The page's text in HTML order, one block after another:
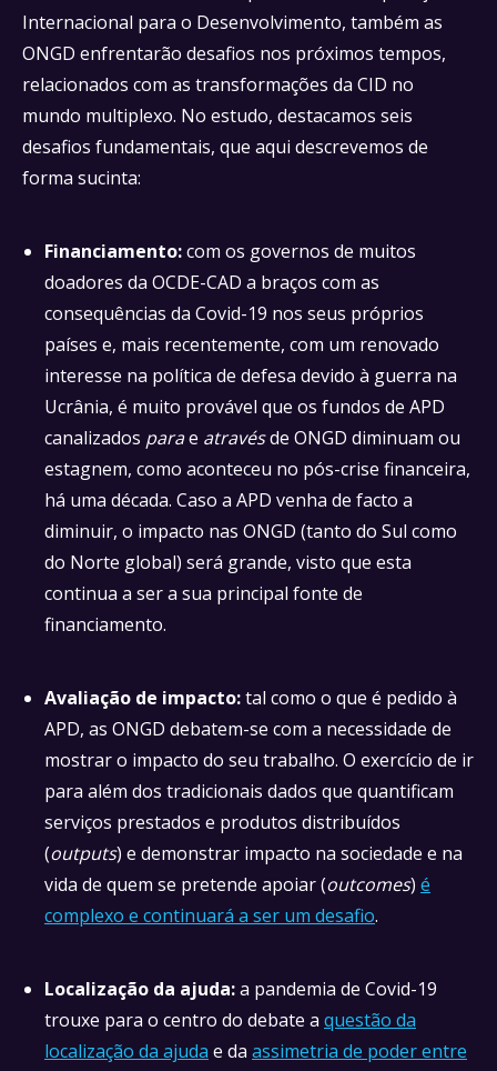
Internacional para o Desenvolvimento, também as
ONGD enfrentarão desafios nos próximos tempos,
relacionados com as transformações da CID no
mundo multiplexo. No estudo, destacamos seis
desafios fundamentais, que aqui descrevemos de
forma sucinta:
Financiamento:com os governos de muitos
doadores da OCDE-CAD a braços com as
consequências da Covid-19 nos seus próprios
países e, mais recentemente, com um renovado
interesse na política de defesa devido à guerra na
Ucrânia, é muito provável que os fundos de APD
canalizados parae atravésde ONGD diminuam ou
estagnem, como aconteceu no pós-crise financeira,
há uma década. Caso a APD venha de facto a
diminuir, o impacto nas ONGD (tanto do Sul como
do Norte global) será grande, visto que esta
continua a ser a sua principal fonte de
financiamento.
Avaliação de impacto:tal como o que é pedido à
APD, as ONGD debatem-se com a necessidade de
mostrar o impacto do seu trabalho. O exercício de ir
para além dos tradicionais dados que quantificam
serviços prestados e produtos distribuídos
(outputs) e demonstrar impacto na sociedade e na
vida de quem se pretende apoiar (outcomes) é
complexo e continuará a ser um desafio.
Localização da ajuda:a pandemia de Covid-19
trouxe para o centro do debate a questão da
localização da ajuda e da assimetria de poder entre